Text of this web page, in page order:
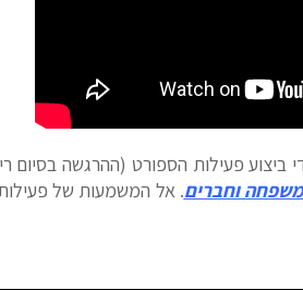
ביצוע פעילות הספורט (ההרגשה בסיום
וחברים. אל המשמעות של